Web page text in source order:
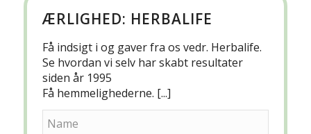
ÆRLIGHED: HERBALIFE
Få indsigt i og gaver fra os vedr. Herbalife.
Se hvordan vi selv har skabt resultater
siden år 1995
Få hemmelighederne. [...]